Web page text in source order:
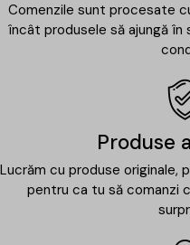
Comenzile sunt procesate
încât produsele să ajungă în
Produse
Lucrăm cu produse originale,
pentru ca tu să comanzi